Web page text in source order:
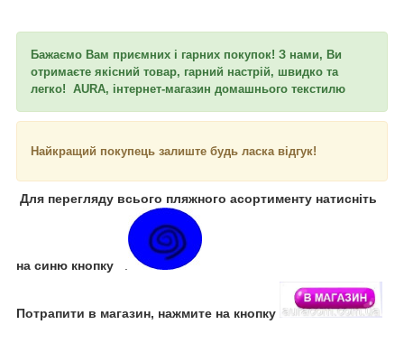
Бажаємо Вам приємних і гарних покупок! З нами, Ви
отримаєте якісний товар, гарний настрій, швидко та
легко! AURA, інтернет-магазин домашнього текстилю
Найкращий покупець залиште будь ласка відгук!
Для перегляду всього пляжного асортименту натисніть
на синю кнопку .
Потрапити в магазин, нажмите на кнопку